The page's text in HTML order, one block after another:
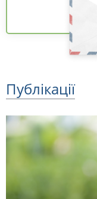
Публікації